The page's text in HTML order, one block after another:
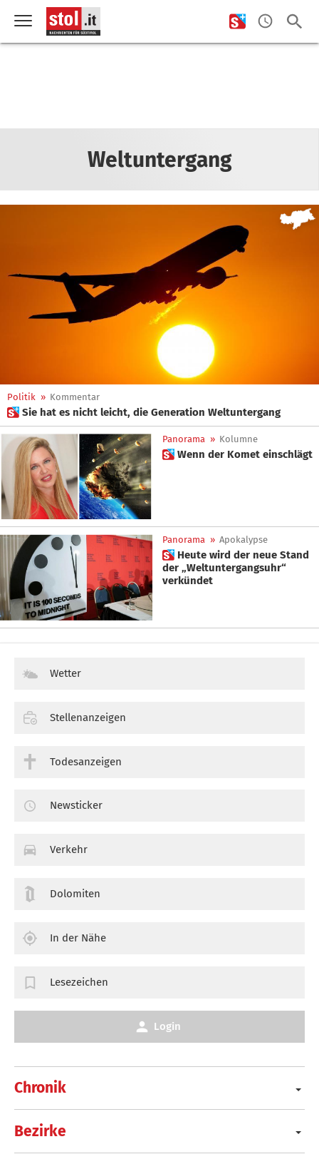
Weltuntergang
Politik » Kommentar
 Sie hat es nicht leicht, die Generation Weltuntergang
Panorama » Kolumne
 Wenn der Komet einschlägt
Panorama » Apokalypse
 Heute wird der neue Stand
der „Weltuntergangsuhr“
verkündet
Chronik
Bezirke
Wetter
Stellenanzeigen
Todesanzeigen
Newsticker
Verkehr
Dolomiten
In der Nähe
Lesezeichen
Login